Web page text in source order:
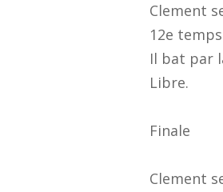
Clement
12e
Il bat par
Libre.
Finale
Clement
SUIVEZ-NOUS SUR LES